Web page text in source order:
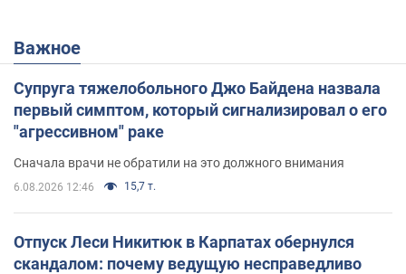
Важное
Супруга тяжелобольного Джо Байдена назвала
первый симптом, который сигнализировал о его
"агрессивном" раке
Сначала врачи не обратили на это должного внимания
6.08.2026 12:46 15,7 т.
Отпуск Леси Никитюк в Карпатах обернулся
скандалом: почему ведущую несправедливо